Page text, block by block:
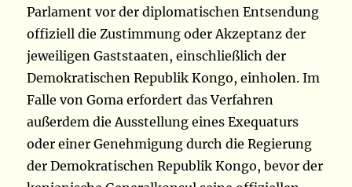
Parlament vor der diplomatischen Entsendung
offiziell die Zustimmung oder Akzeptanz der
jeweiligen Gaststaaten, einschließlich der
Demokratischen Republik Kongo, einholen. Im
Falle von Goma erfordert das Verfahren
außerdem die Ausstellung eines Exequaturs
oder einer Genehmigung durch die Regierung
der Demokratischen Republik Kongo, bevor der